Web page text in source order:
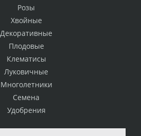
Розы
Хвойные
Декоративные
Плодовые
Клематисы
Луковичные
Многолетники
Семена
Удобрения